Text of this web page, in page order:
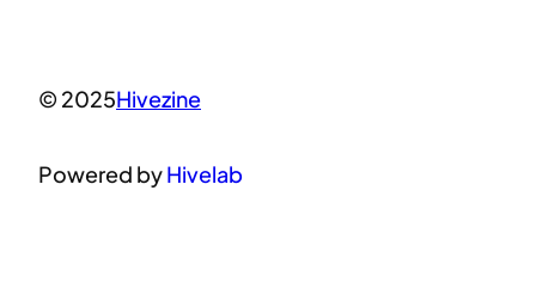
© 2025Hivezine
Powered byHivelab